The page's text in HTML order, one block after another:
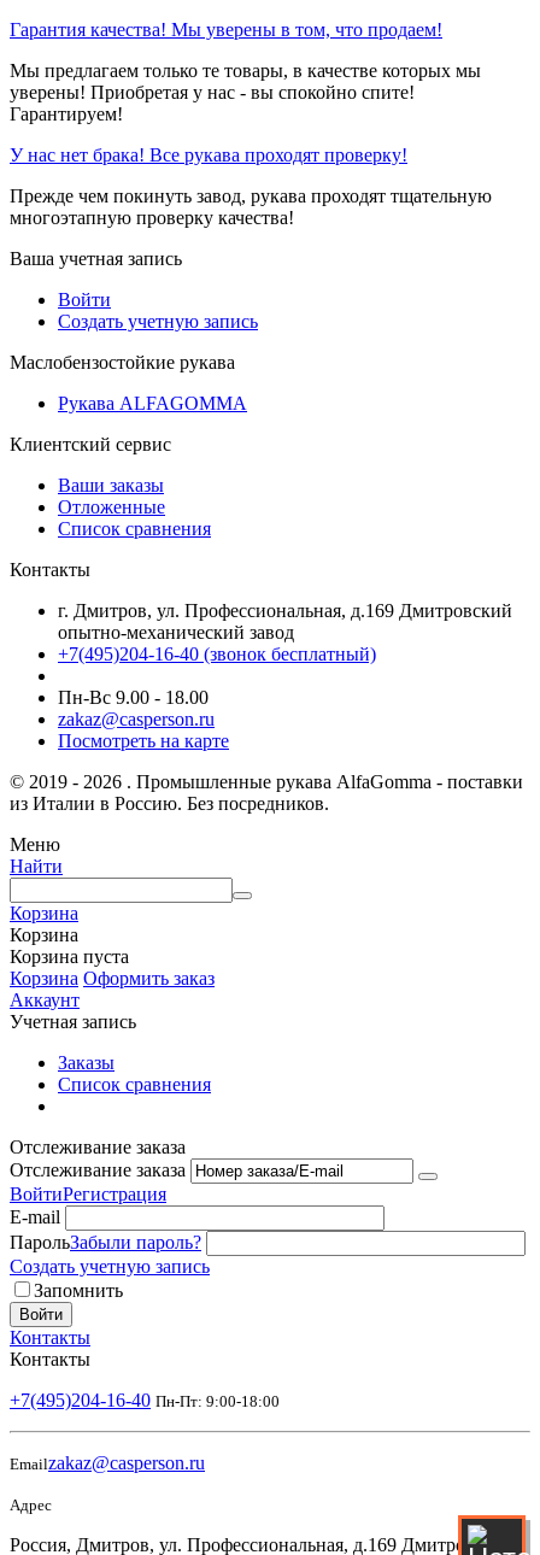
Гарантия качества! Мы уверены в том, что продаем!
Мы предлагаем только те товары, в качестве которых мы
уверены! Приобретая у нас - вы спокойно спите!
Гарантируем!
У нас нет брака! Все рукава проходят проверку!
Прежде чем покинуть завод, рукава проходят тщательную
многоэтапную проверку качества!
Ваша учетная запись
Войти
Создать учетную запись
Маслобензостойкие рукава
Рукава ALFAGOMMA
Клиентский сервис
Ваши заказы
Отложенные
Список сравнения
Контакты
г. Дмитров, ул. Профессиональная, д.169 Дмитровский
опытно-механический завод
+7(495)204-16-40 (звонок бесплатный)
Пн-Вс 9.00 - 18.00
zakaz@casperson.ru
Посмотреть на карте
© 2019 - 2026 . Промышленные рукава AlfaGomma - поставки
из Италии в Россию. Без посредников.
Меню
Найти
Корзина
Корзина
Корзина пуста
Корзина Оформить заказ
Аккаунт
Учетная запись
Заказы
Список сравнения
Отслеживание заказа
Отслеживание заказа
ВойтиРегистрация
E-mail
ПарольЗабыли пароль?
Создать учетную запись
Запомнить
Войти
Контакты
Контакты
+7(495)204-16-40 Пн-Пт: 9:00-18:00
Emailzakaz@casperson.ru
Адрес
Россия, Дмитров, ул. Профессиональная, д.169 Дмитровский